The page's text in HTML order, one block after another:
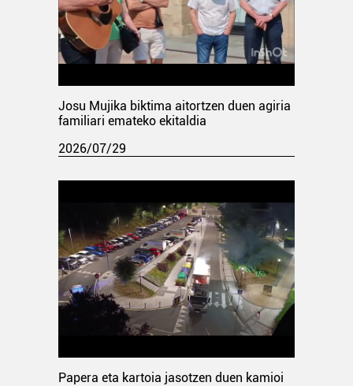
Josu Mujika biktima aitortzen duen agiria
familiari emateko ekitaldia
2026/07/29
Papera eta kartoia jasotzen duen kamioi